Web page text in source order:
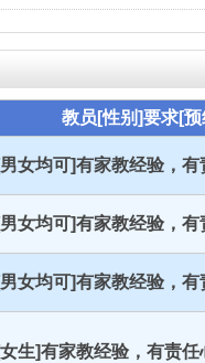
教员[性别]要求[
女均可]有家教经验，
女均可]有家教经验，
女均可]有家教经验，
生]有家教经验，有责任